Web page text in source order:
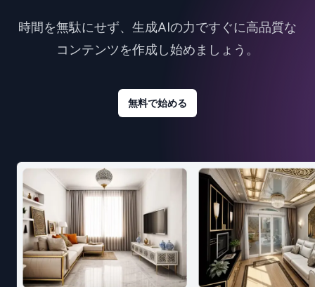
時間を無駄にせず、生成AIの力ですぐに高品質な
コンテンツを作成し始めましょう。
無料で始める